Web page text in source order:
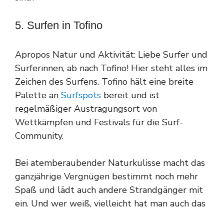
5. Surfen in Tofino
Apropos Natur und Aktivität: Liebe Surfer und
Surferinnen, ab nach Tofino! Hier steht alles im
Zeichen des Surfens. Tofino hält eine breite
Palette an Surfspots bereit und ist
regelmäßiger Austragungsort von
Wettkämpfen und Festivals für die Surf-
Community.
Bei atemberaubender Naturkulisse macht das
ganzjährige Vergnügen bestimmt noch mehr
Spaß und lädt auch andere Strandgänger mit
ein. Und wer weiß, vielleicht hat man auch das